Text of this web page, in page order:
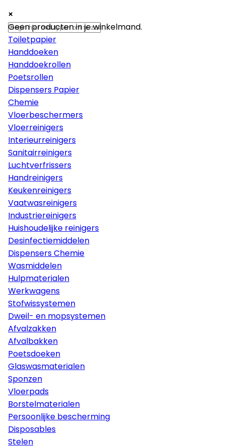
×
Papier
Toiletpapier
Handdoeken
Handdoekrollen
Poetsrollen
Dispensers Papier
Chemie
Vloerbeschermers
Vloerreinigers
Interieurreinigers
Sanitairreinigers
Luchtverfrissers
Handreinigers
Keukenreinigers
Vaatwasreinigers
Industriereinigers
Huishoudelijke reinigers
Desinfectiemiddelen
Dispensers Chemie
Wasmiddelen
Hulpmaterialen
Werkwagens
Stofwissystemen
Dweil- en mopsystemen
Afvalzakken
Afvalbakken
Poetsdoeken
Glaswasmaterialen
Sponzen
Vloerpads
Borstelmaterialen
Persoonlijke bescherming
Disposables
Stelen
×
×
Geen producten in je winkelmand.